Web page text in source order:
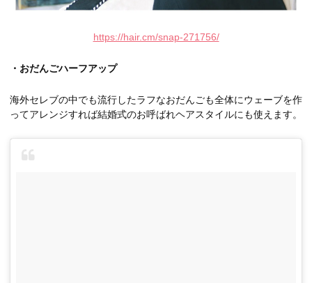
https://hair.cm/snap-271756/
・おだんごハーフアップ
海外セレブの中でも流行したラフなおだんごも全体にウェーブを作
ってアレンジすれば結婚式のお呼ばれヘアスタイルにも使えます。